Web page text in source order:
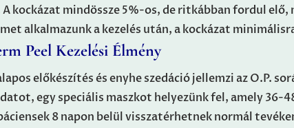
kockázat mindössze 5%-os, de ritkábban fordul
alkalmazunk a kezelés után, a kockázat
Peel Kezelési Élmény
előkészítés és enyhe szedáció jellemzi az O.P.
egy speciális maszkot helyezünk fel, amely
8 napon belül visszatérhetnek normál